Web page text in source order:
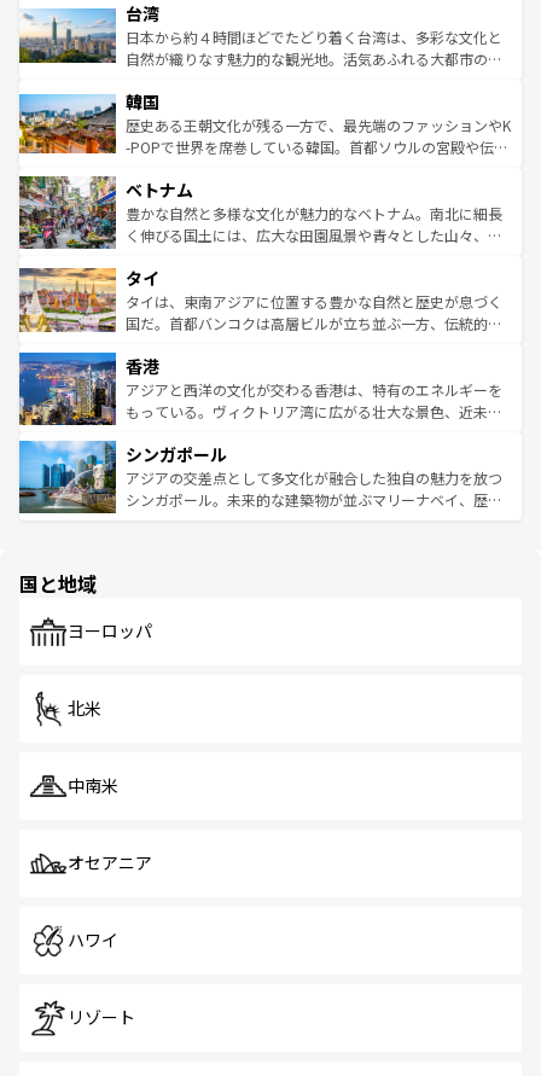
ならではの贅沢な旅のスタイルだ。 なお、新着のアメリカ
情報はコンテンツ一覧を参照してほしい。
れるおもてなしの心で訪れる人々を迎えてくれるハワイの
人々、おいしいローカルフードやハワイアンミュージッ
ク、伝統的なフラダンスなど、すべてがハワイの魅力を彩
ワイを、存分に味わってほしい。 なお、新着のハワイ情報
はコンテンツ一覧を参照してほしい。
リアリーフや大陸中央部にそびえるウルル（エアーズロッ
ク）、タスマニアの美しい原生林やケアンズの熱帯雨林な
ど、見どころがたくさん。また、カフェやワイン、オージ
いる。アクティビティも充実しており、サーフィンやダイ
ビング、ハイキングなど、アウトドア好きにはたまらな
い。オーストラリアの多彩な魅力を存分に味わいつくそ
参照してほしい。
台湾
日本から約４時間ほどでたどり着く台湾は、多彩な文化と
自然が織りなす魅力的な観光地。活気あふれる大都市の台
ン）、静ひつな山岳地帯である台湾東部など、都市の喧騒
と山間の静けさが共存しており、訪れる人に新しい発見と
驚きをもたらしてくれる。また、奥深い台湾の食文化も魅
容にもいいと評判のスイーツなど、バラエティ豊かな料理
が味わえる。 なお、新着の台湾情報は コンテンツ一覧を参
照してほしい。
韓国
歴史ある王朝文化が残る一方で、最先端のファッションやK
-POPで世界を席巻している韓国。首都ソウルの宮殿や伝統
き、地方に足を延ばせば四季折々の自然美を楽しむことが
できる。そして、キムチや焼肉、絶品のストリートフード
まで、さまざまな韓国料理が待っている。夜には、韓国な
リティに包まれながら、韓国の多彩な魅力を心ゆくまで味
わってみてほしい。 なお、新着の韓国情報はコンテンツ一
覧を参照してほしい。
ベトナム
豊かな自然と多様な文化が魅力的なベトナム。南北に細長
く伸びる国土には、広大な田園風景や青々とした山々、世
急速な発展と共に伝統が息づく。ハノイの古い町並みやホ
ーチミン市のフランス統治時代の建物も、独特の雰囲気を
醸し出している。また、バラエティの豊かさとおいしさで
とつ。フォーやバインミー、ベトナムコーヒーなどは、ぜ
ひ現地で味わいたい。どの地域を訪れてもあたたかい人々
が旅行者を迎えてくれるので、きっと忘れられない旅にな
参照してほしい。
タイ
タイは、東南アジアに位置する豊かな自然と歴史が息づく
国だ。首都バンコクは高層ビルが立ち並ぶ一方、伝統的な
の活気が交差している。北部ではチェンマイなどの山岳地
帯で自然と触れ合い、南部ではプーケットやクラビの美し
いビーチでリゾート気分を楽しむことができる。タイ料理
激する。気候は一年中温暖で、どの季節にも異なる楽しみ
が待っている。親しみやすいタイの人々、仏教を中心とし
た文化、そして多様な観光資源が、訪れる旅人を魅了し続
香港
アジアと西洋の文化が交わる香港は、特有のエネルギーを
もっている。ヴィクトリア湾に広がる壮大な景色、近未来
み、どこを訪れても感動するはず。観光スポットが密集し
ており、効率よく見どころを回れるのも魅力。息をのむよ
うな絶景から文化的な体験まで、香港を存分に楽しみ尽く
シンガポール
アジアの交差点として多文化が融合した独自の魅力を放つ
シンガポール。未来的な建築物が並ぶマリーナベイ、歴史
で、ホーカーズは地元の風情を楽しめる外せないスポット
国と地域
ヨーロッパ
北米
中南米
オセアニア
ハワイ
リゾート